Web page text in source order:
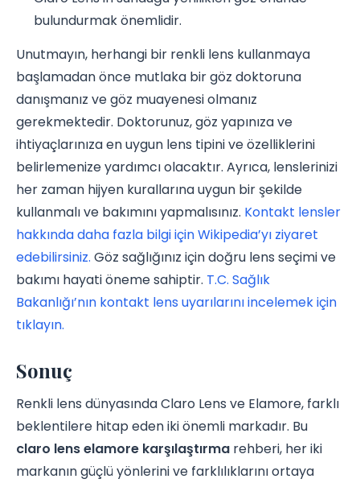
bulundurmak önemlidir.
Unutmayın, herhangi bir renkli lens kullanmaya
başlamadan önce mutlaka bir göz doktoruna
danışmanız ve göz muayenesi olmanız
gerekmektedir. Doktorunuz, göz yapınıza ve
ihtiyaçlarınıza en uygun lens tipini ve özelliklerini
belirlemenize yardımcı olacaktır. Ayrıca, lenslerinizi
her zaman hijyen kurallarına uygun bir şekilde
kullanmalı ve bakımını yapmalısınız. Kontakt lensler
hakkında daha fazla bilgi için Wikipedia’yı ziyaret
edebilirsiniz. Göz sağlığınız için doğru lens seçimi ve
bakımı hayati öneme sahiptir. T.C. Sağlık
Bakanlığı’nın kontakt lens uyarılarını incelemek için
tıklayın.
Sonuç
Renkli lens dünyasında Claro Lens ve Elamore, farklı
beklentilere hitap eden iki önemli markadır. Bu
claro lens elamore karşılaştırma rehberi, her iki
markanın güçlü yönlerini ve farklılıklarını ortaya